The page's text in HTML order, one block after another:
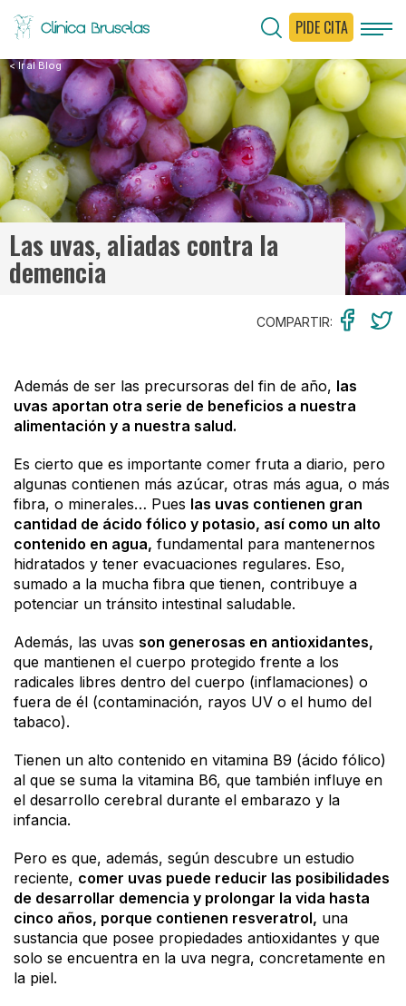
PIDE CITA
< Ir al Blog
Las uvas, aliadas contra la
demencia
COMPARTIR:
Además de ser las precursoras del fin de año, las
uvas aportan otra serie de beneficios a nuestra
alimentación y a nuestra salud.
Es cierto que es importante comer fruta a diario, pero
algunas contienen más azúcar, otras más agua, o más
fibra, o minerales… Pues las uvas contienen gran
cantidad de ácido fólico y potasio, así como un alto
contenido en agua, fundamental para mantenernos
hidratados y tener evacuaciones regulares. Eso,
sumado a la mucha fibra que tienen, contribuye a
potenciar un tránsito intestinal saludable.
Además, las uvas son generosas en antioxidantes,
que mantienen el cuerpo protegido frente a los
radicales libres dentro del cuerpo (inflamaciones) o
fuera de él (contaminación, rayos UV o el humo del
tabaco).
Tienen un alto contenido en vitamina B9 (ácido fólico)
al que se suma la vitamina B6, que también influye en
el desarrollo cerebral durante el embarazo y la
infancia.
Pero es que, además, según descubre un estudio
reciente, comer uvas puede reducir las posibilidades
de desarrollar demencia y prolongar la vida hasta
cinco años, porque contienen resveratrol, una
sustancia que posee propiedades antioxidantes y que
solo se encuentra en la uva negra, concretamente en
la piel.